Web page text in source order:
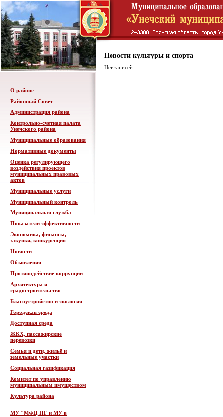
О районе
Районный Совет
Администрация района
Контрольно-счетная палата
Унечского района
Муниципальные образования
Нормативные документы
Оценка регулирующего
воздействия проектов
муниципальных правовых
актов
Муниципальные услуги
Муниципальный контроль
Муниципальная служба
Показатели эффективности
Экономика, финансы,
закупки, конкуренция
Новости
Объявления
Противодействие коррупции
Архитектура и
градостроительство
Благоустройство и экология
Городская среда
Доступная среда
ЖКХ, пассажирские
перевозки
Семья и дети, жильё и
земельные участки
Социальная газификация
Комитет по управлению
муниципальным имуществом
Культура района
МУ "МФЦ ПГ и МУ в
Новости культуры и спорта
Нет записей